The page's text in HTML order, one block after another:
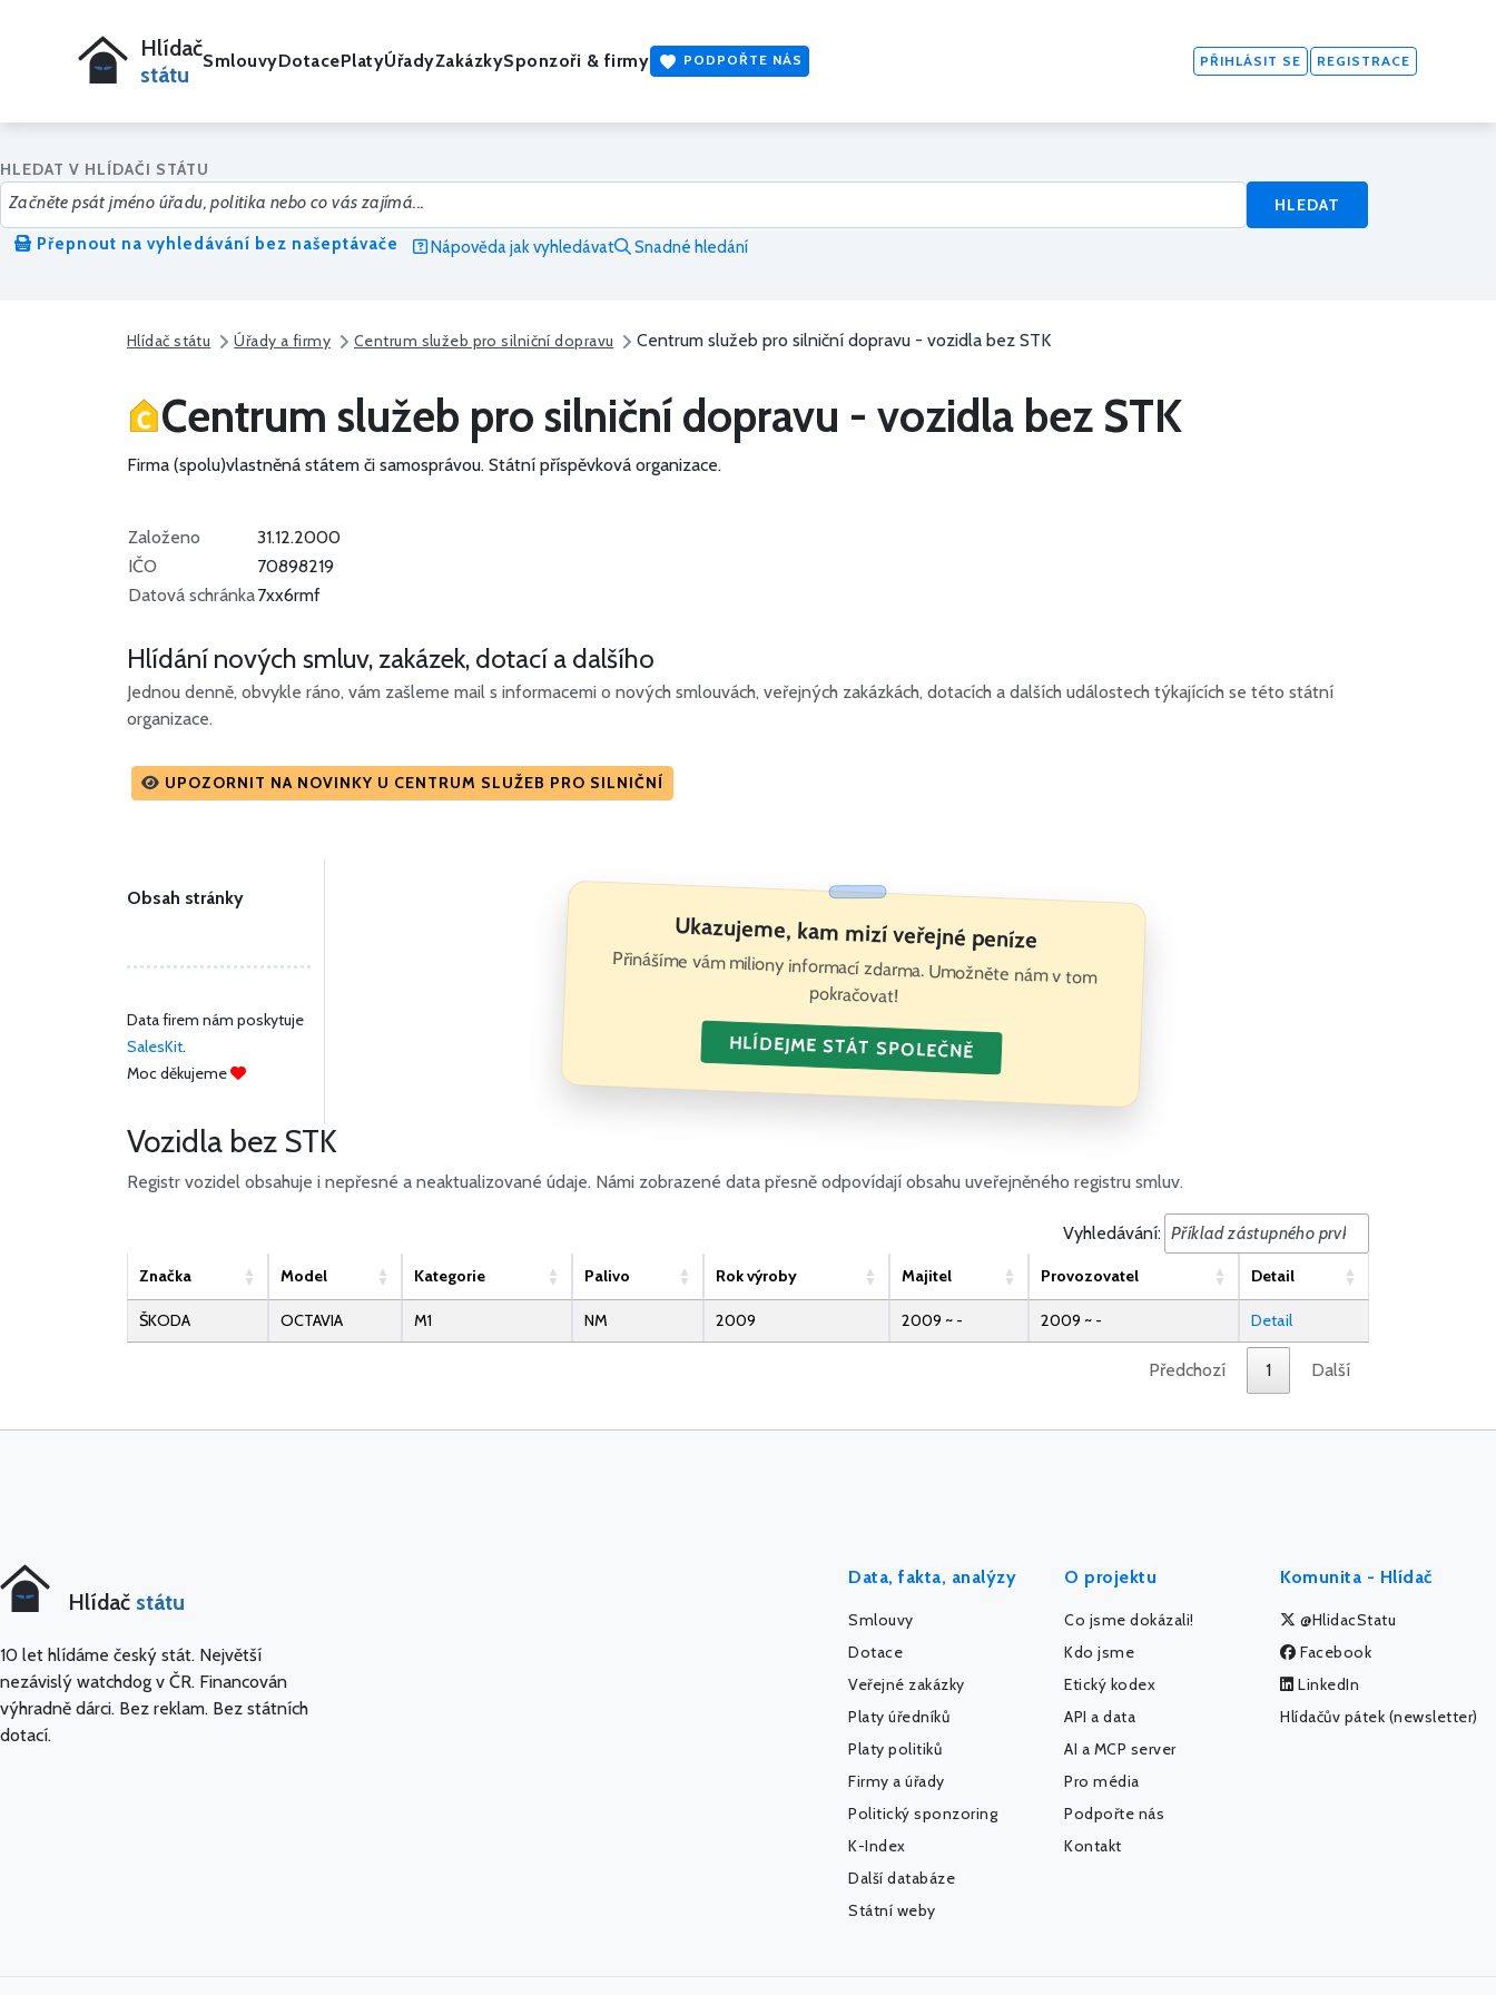
Hlídač
státu
SmlouvyDotacePlatyÚřadyZakázkySponzoři & firmy PODPOŘTE NÁS PŘIHLÁSIT SE REGISTRACE
HLEDAT V HLÍDAČI STÁTU
HLEDAT
Přepnout na vyhledávání bez našeptávače
Nápověda jak vyhledávat Snadné hledání
Hlídač státu Úřady a firmy Centrum služeb pro silniční dopravu Centrum služeb pro silniční dopravu - vozidla bez STK
Centrum služeb pro silniční dopravu - vozidla bez STK
Firma (spolu)vlastněná státem či samosprávou. Státní příspěvková organizace.
Založeno
31.12.2000
IČO
70898219
Datová schránka7xx6rmf
Hlídání nových smluv, zakázek, dotací a dalšího
Jednou denně, obvykle ráno, vám zašleme mail s informacemi o nových smlouvách, veřejných zakázkách, dotacích a dalších událostech týkajících se této státní
organizace.
UPOZORNIT NA NOVINKY U CENTRUM SLUŽEB PRO SILNIČNÍ
Obsah stránky
Data firem nám poskytuje
SalesKit.
Moc děkujeme
Ukazujeme, kam mizí veřejné peníze
Přinášíme vám miliony informací zdarma. Umožněte nám v tom
pokračovat!
HLÍDEJME STÁT SPOLEČNĚ
Vozidla bez STK
Registr vozidel obsahuje i nepřesné a neaktualizované údaje. Námi zobrazené data přesně odpovídají obsahu uveřejněného registru smluv.
Vyhledávání:
Značka Model Kategorie Palivo Rok výroby Majitel Provozovatel Detail
ŠKODA OCTAVIA M1 NM 2009 2009 ~ - 2009 ~ - Detail
Předchozí 1 Další
Hlídač státu
10 let hlídáme český stát. Největší
nezávislý watchdog v ČR. Financován
výhradně dárci. Bez reklam. Bez státních
dotací.
Data, fakta, analýzy
Smlouvy
Dotace
Veřejné zakázky
Platy úředníků
Platy politiků
Firmy a úřady
Politický sponzoring
K-Index
Další databáze
Státní weby
O projektu
Co jsme dokázali!
Kdo jsme
Etický kodex
API a data
AI a MCP server
Pro média
Podpořte nás
Kontakt
Komunita - Hlídač
@HlidacStatu
Facebook
LinkedIn
Hlídačův pátek (newsletter)